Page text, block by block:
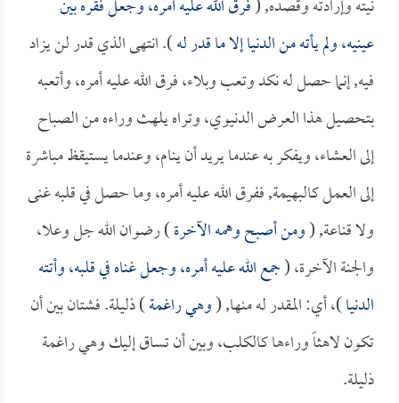
نيته وإرادته وقصده, (فرق الله عليه أمره، وجعل فقره بين
عينيه، ولم يأته من الدنيا إلا ما قدر له). انتهى الذي قدر لن يزاد
فيه, إنما حصل له نكد وتعب وبلاء، فرق الله عليه أمره، وأتعبه
بتحصيل هذا العرض الدنيوي، وتراه يلهث وراءه من الصباح
إلى العشاء، ويفكر به عندما يريد أن ينام، وعندما يستيقظ مباشرة
إلى العمل كالبهيمة, ففرق الله عليه أمره، وما حصل في قلبه غنى
ولا قناعة, (ومن أصبح وهمه الآخرة) رضوان الله جل وعلا،
والجنة الآخرة، (جمع الله عليه أمره، وجعل غناه في قلبه، وأتته
الدنيا)، أي: المقدر له منها, (وهي راغمة) ذليلة. فشتان بين أن
تكون لاهثاً وراءها كالكلب، وبين أن تساق إليك وهي راغمة
ذليلة.